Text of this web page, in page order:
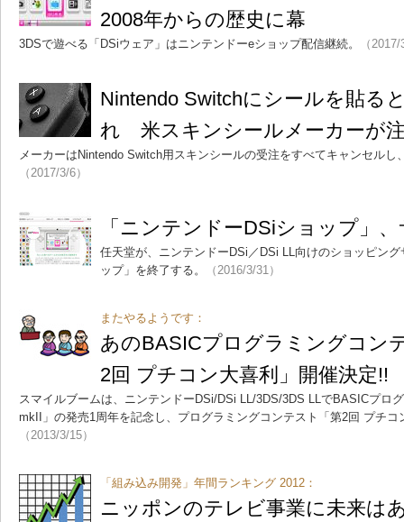
2008年からの歴史に幕
3DSで遊べる「DSiウェア」はニンテンドーeショップ配信継続。 （
Nintendo Switchにシールを貼る
れ 米スキンシールメーカーが
メーカーはNintendo Switch用スキンシールの受注をすべてキャンセルし
（2017/3/6）
「ニンテンドーDSiショップ」
任天堂が、ニンテンドーDSi／DSi LL向けのショッピン
ップ」を終了する。
（2016/3/31）
またやるようです：
あのBASICプログラミングコン
2回 プチコン大喜利」開催決定!!
スマイルブームは、ニンテンドーDSi/DSi LL/3DS/3DS LLでBASICプロ
mkII」の発売1周年を記念し、プログラミングコンテスト「第2回 プチ
（2013/3/15）
「組み込み開発」年間ランキング 2012：
ニッポンのテレビ事業に未来は